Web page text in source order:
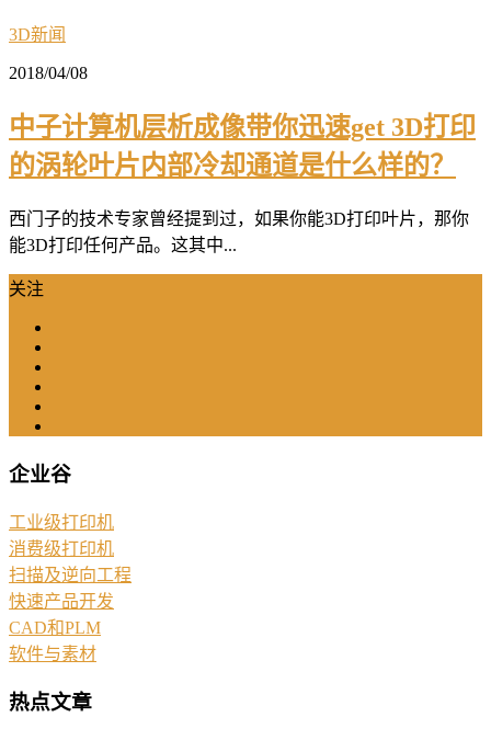
3D新闻
2018/04/08
中子计算机层析成像带你迅速get 3D打印
的涡轮叶片内部冷却通道是什么样的？
西门子的技术专家曾经提到过，如果你能3D打印叶片，那你
能3D打印任何产品。这其中...
关注
企业谷
工业级打印机
消费级打印机
扫描及逆向工程
快速产品开发
CAD和PLM
软件与素材
热点文章